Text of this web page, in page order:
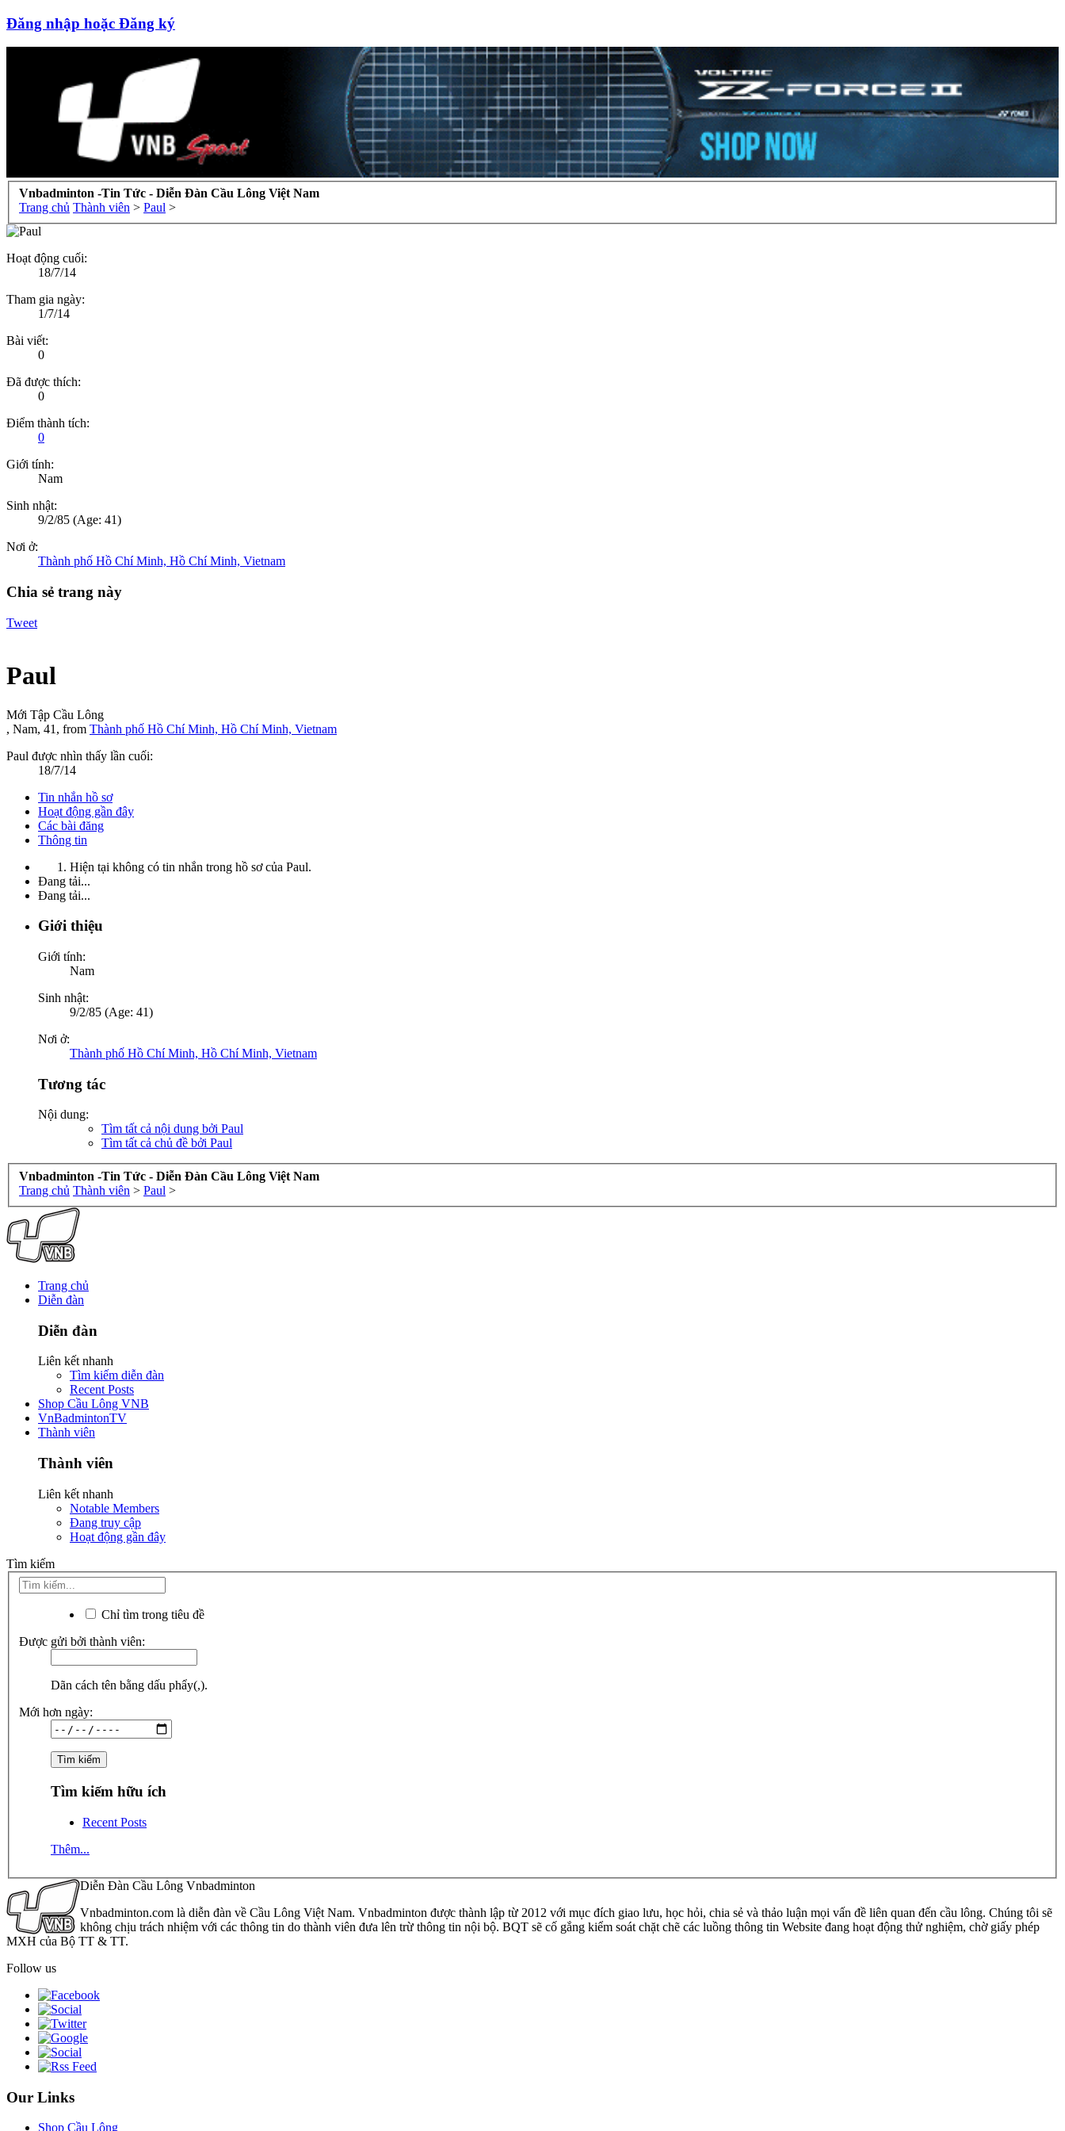
Đăng nhập hoặc Đăng ký
Vnbadminton -Tin Tức - Diễn Đàn Cầu Lông Việt Nam
Trang chủ Thành viên > Paul >
Hoạt động cuối:
18/7/14
Tham gia ngày:
1/7/14
Bài viết:
0
Đã được thích:
0
Điểm thành tích:
0
Giới tính:
Nam
Sinh nhật:
9/2/85 (Age: 41)
Nơi ở:
Thành phố Hồ Chí Minh, Hồ Chí Minh, Vietnam
Chia sẻ trang này
Tweet
Paul
Mới Tập Cầu Lông
, Nam, 41, from Thành phố Hồ Chí Minh, Hồ Chí Minh, Vietnam
Paul được nhìn thấy lần cuối:
18/7/14
Tin nhắn hồ sơ
Hoạt động gần đây
Các bài đăng
Thông tin
Hiện tại không có tin nhắn trong hồ sơ của Paul.
Đang tải...
Đang tải...
Giới thiệu
Giới tính:
Nam
Sinh nhật:
9/2/85 (Age: 41)
Nơi ở:
Thành phố Hồ Chí Minh, Hồ Chí Minh, Vietnam
Tương tác
Nội dung:
Tìm tất cả nội dung bởi Paul
Tìm tất cả chủ đề bởi Paul
Vnbadminton -Tin Tức - Diễn Đàn Cầu Lông Việt Nam
Trang chủ Thành viên > Paul >
Trang chủ
Diễn đàn
Diễn đàn
Liên kết nhanh
Tìm kiếm diễn đàn
Recent Posts
Shop Cầu Lông VNB
VnBadmintonTV
Thành viên
Thành viên
Liên kết nhanh
Notable Members
Đang truy cập
Hoạt động gần đây
Tìm kiếm
Chỉ tìm trong tiêu đề
Được gửi bởi thành viên:
Dãn cách tên bằng dấu phẩy(,).
Mới hơn ngày:
Tìm kiếm hữu ích
Recent Posts
Thêm...
Diễn Đàn Cầu Lông Vnbadminton
Vnbadminton.com là diễn đàn về Cầu Lông Việt Nam. Vnbadminton được thành lập từ 2012 với mục đích giao lưu, học hỏi, chia sẻ và thảo luận mọi vấn đề liên quan đến cầu lông. Chúng tôi sẽ
không chịu trách nhiệm với các thông tin do thành viên đưa lên trừ thông tin nội bộ. BQT sẽ cố gắng kiểm soát chặt chẽ các luồng thông tin Website đang hoạt động thử nghiệm, chờ giấy phép
MXH của Bộ TT & TT.
Follow us
Our Links
Shop Cầu Lông